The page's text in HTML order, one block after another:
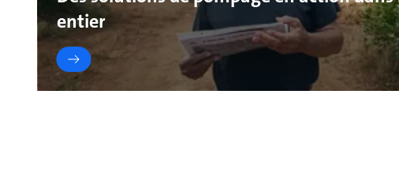
entier